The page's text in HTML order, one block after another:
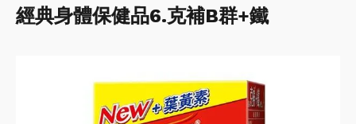
經典身體保健品6.克補B群+鐵